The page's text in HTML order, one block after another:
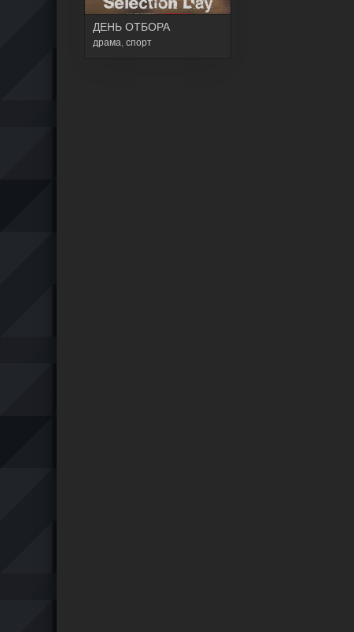
ДЕНЬ ОТБОРА
драма спорт